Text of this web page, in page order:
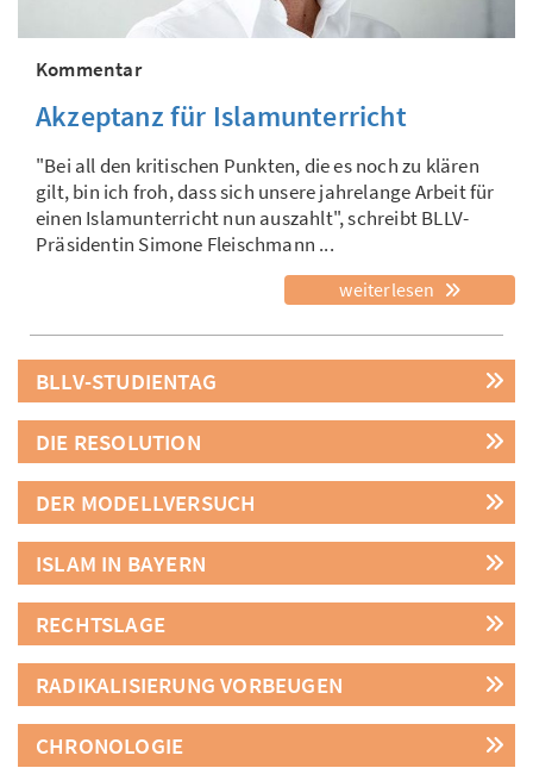
Kommentar
Akzeptanz für Islamunterricht
"Bei all den kritischen Punkten, die es noch zu klären
gilt, bin ich froh, dass sich unsere jahrelange Arbeit für
einen Islamunterricht nun auszahlt", schreibt BLLV-
Präsidentin Simone Fleischmann ...
weiterlesen
BLLV-STUDIENTAG
DIE RESOLUTION
DER MODELLVERSUCH
ISLAM IN BAYERN
RECHTSLAGE
RADIKALISIERUNG VORBEUGEN
CHRONOLOGIE